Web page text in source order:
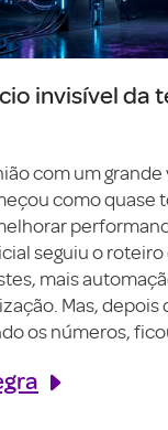
invisível da
com um grande
como quase
seguiu o roteiro
mais
Mas, depois
os números,